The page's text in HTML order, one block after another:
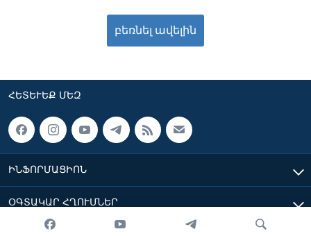
բեռնել ավելին
ՀԵՏԵՒԵՔ ՄԵԶ
ԻՆՖՈՐՄԱՑԻՈՆ
ՕԳՏԱԿԱՐ ՀՂՈՒՄՆԵՐ